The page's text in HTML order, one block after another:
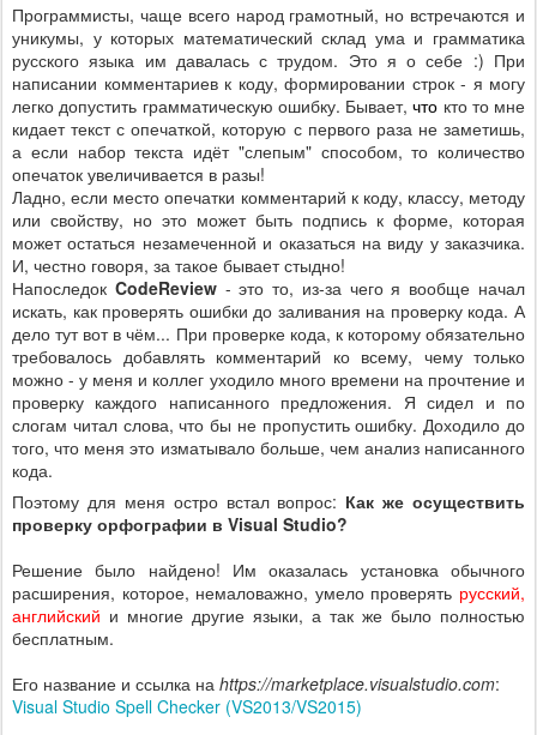
Программисты, чаще всего народ грамотный, но встречаются и
уникумы, у которых математический склад ума и грамматика
русского языка им давалась с трудом. Это я о себе :) При
написании комментариев к коду, формировании строк - я могу
легко допустить грамматическую ошибку. Бывает,что кто то мне
кидает текст с опечаткой, которую с первого раза не заметишь,
а если набор текста идёт "слепым" способом, то количество
опечаток увеличивается в разы!
Ладно, если место опечатки комментарий к коду, классу, методу
или свойству, но это может быть подпись к форме, которая
может остаться незамеченной и оказаться на виду у заказчика.
И, честно говоря, за такое бывает стыдно!
Напоследок CodeReview- это то, из-за чего я вообще начал
искать, как проверять ошибки до заливания на проверку кода. А
дело тут вот в чём... При проверке кода, к которому обязательно
требовалось добавлять комментарий ко всему, чему только
можно - у меня и коллег уходило много времени на прочтение и
проверку каждого написанного предложения. Я сидел и по
слогам читал слова, что бы не пропустить ошибку. Доходило до
того, что меня это изматывало больше, чем анализ написанного
кода.
Поэтому для меня остро встал вопрос: Как же осуществить
проверку орфографии в Visual Studio?
Решение было найдено! Им оказалась установка обычного
расширения, которое, немаловажно, умело проверять русский,
английский и многие другие языки, а так же было полностью
бесплатным.
Его название и ссылка на https://marketplace.visualstudio.com:
Visual Studio Spell Checker (VS2013/VS2015)